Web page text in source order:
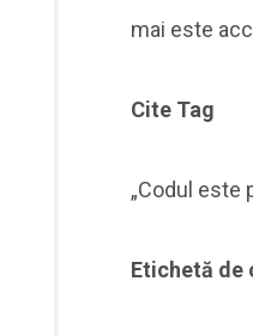
mai este
Cite Tag
„Codul este
Etichetă de